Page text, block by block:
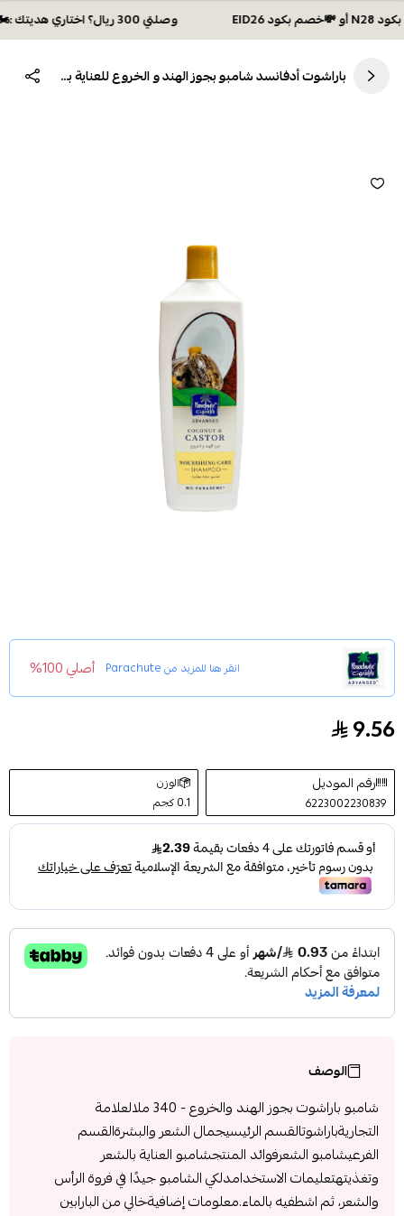
وصلتي 300 ريال؟ اختاري هديتك :🏍 شحن مجاني بكود N28 أو 💸خصم بكود EID26
باراشوت أدفانسد شامبو بجوز الهند و الخروع للعناية بالشعر -340مل
انقر هنا للمزيد منParachute أصلي 100%
باراشوت أدفانسد شامبو بجوز الهند و الخروع للعناية
9.56
رقم الموديل
6223002230839
الوزن
0.1 كجم
الوصف
شامبو باراشوت بجوز الهند والخروع - 340 ملالعلامة
التجاريةباراشوتالقسم الرئيسيجمال الشعر والبشرةالقسم
الفرعيشامبو الشعرفوائد المنتجشامبو العناية بالشعر
وتغذيتهتعليمات الاستخدامدلكي الشامبو جيدًا في فروة الرأس
والشعر، ثم اشطفيه بالماء.معلومات إضافيةخالي من البارابين